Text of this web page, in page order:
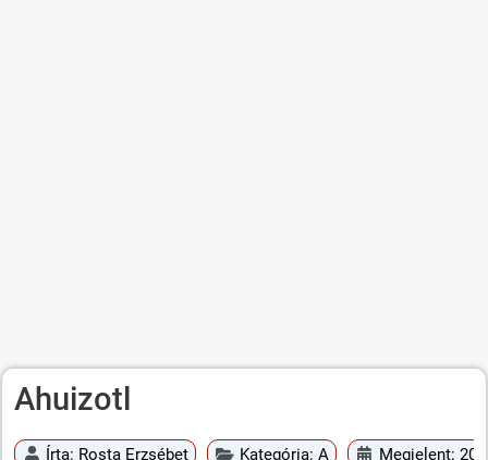
Ahuizotl
Írta: Rosta Erzsébet Kategória: A Megjelent: